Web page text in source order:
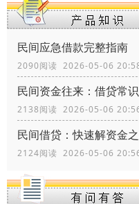
民间应急借款完整指南
2090阅读 2026-05-06
民间资金往来：借贷常
2138阅读 2026-05-06
民间借贷：快速解资金
2124阅读 2026-05-06